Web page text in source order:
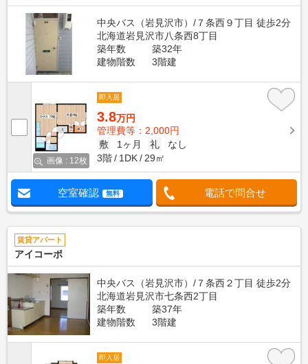
中央バス（岩見沢市）/７条西９丁目 徒歩2分
北海道岩見沢市八条西8丁目
築年数
築32年
建物階数
3階建
画像 : 12枚
即入居
3.8万円
管理費等：2,000円
敷
1ヶ月 礼
なし
3階
1DK 29㎡
空室確認 無料 電話で問合せ
賃貸アパート
アイコーポ
中央バス（岩見沢市）/７条西２丁目 徒歩2分
北海道岩見沢市七条西2丁目
築年数
築37年
建物階数
3階建
即入居